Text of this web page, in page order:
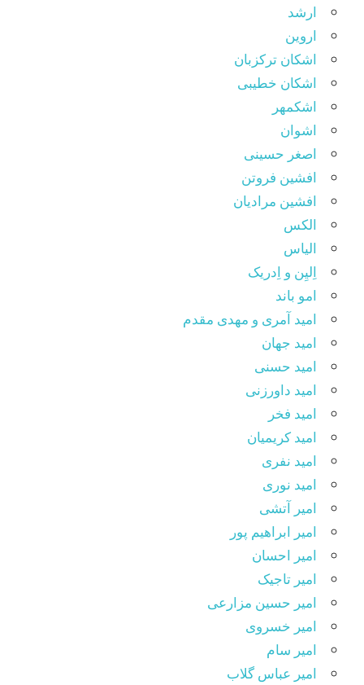
ارشد
اروین
اشکان ترکزبان
اشکان خطیبی
اشکمهر
اشوان
اصغر حسینی
افشین فروتن
افشین مرادیان
الکس
الیاس
اِلیِن و اِدریک
امو باند
امید آمری و مهدی مقدم
امید جهان
امید حسنی
امید داورزنی
امید فخر
امید کریمیان
امید نفری
امید نوری
امیر آتشی
امیر ابراهیم پور
امیر احسان
امیر تاجیک
امیر حسین مزارعی
امیر خسروی
امیر سام
امیر عباس گلاب